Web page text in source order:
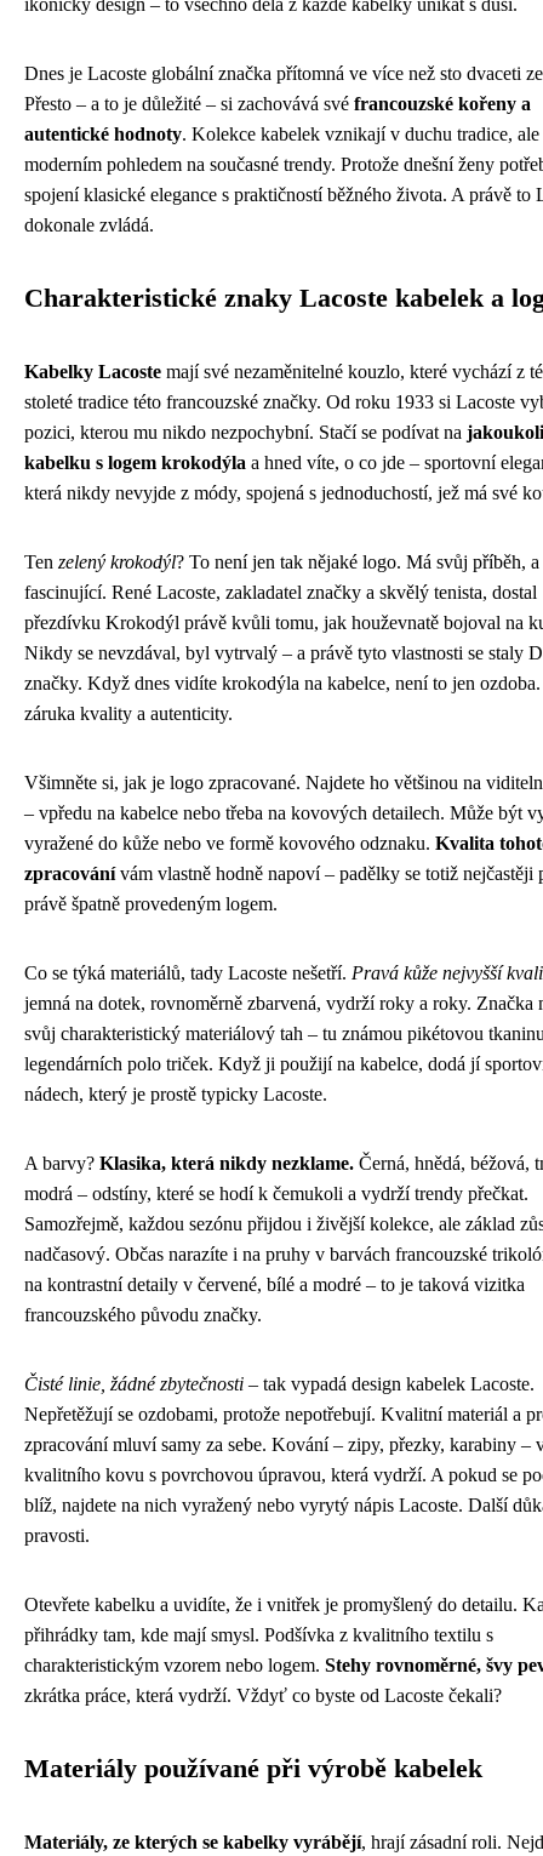
ikonický design – to všechno dělá z každé kabelky unikát s duší.
Dnes je Lacoste globální značka přítomná ve více než sto dvaceti
Přesto – a to je důležité – si zachovává své francouzské kořeny a
autentické hodnoty. Kolekce kabelek vznikají v duchu tradice, ale
moderním pohledem na současné trendy. Protože dnešní ženy
spojení klasické elegance s praktičností běžného života. A právě to
dokonale zvládá.
Charakteristické znaky Lacoste kabelek a
Kabelky Lacoste mají své nezaměnitelné kouzlo, které vychází z
stoleté tradice této francouzské značky. Od roku 1933 si Lacoste
pozici, kterou mu nikdo nezpochybní. Stačí se podívat na jakoukoli
kabelku s logem krokodýla a hned víte, o co jde – sportovní
která nikdy nevyjde z módy, spojená s jednoduchostí, jež má své
Ten zelený krokodýl? To není jen tak nějaké logo. Má svůj příběh, a
fascinující. René Lacoste, zakladatel značky a skvělý tenista, dostal
přezdívku Krokodýl právě kvůli tomu, jak houževnatě bojoval na
Nikdy se nevzdával, byl vytrvalý – a právě tyto vlastnosti se staly
značky. Když dnes vidíte krokodýla na kabelce, není to jen ozdoba.
záruka kvality a autenticity.
Všimněte si, jak je logo zpracované. Najdete ho většinou na
– vpředu na kabelce nebo třeba na kovových detailech. Může být
vyražené do kůže nebo ve formě kovového odznaku. Kvalita
zpracovánívám vlastně hodně napoví – padělky se totiž nejčastěji
právě špatně provedeným logem.
Co se týká materiálů, tady Lacoste nešetří. Pravá kůže nejvyšší
jemná na dotek, rovnoměrně zbarvená, vydrží roky a roky. Značka
svůj charakteristický materiálový tah – tu známou pikétovou
legendárních polo triček. Když ji použijí na kabelce, dodá jí
nádech, který je prostě typicky Lacoste.
A barvy? Klasika, která nikdy nezklame. Černá, hnědá, béžová,
modrá – odstíny, které se hodí k čemukoli a vydrží trendy přečkat.
Samozřejmě, každou sezónu přijdou i živější kolekce, ale základ
nadčasový. Občas narazíte i na pruhy v barvách francouzské
na kontrastní detaily v červené, bílé a modré – to je taková vizitka
francouzského původu značky.
Čisté linie, žádné zbytečnosti – tak vypadá design kabelek Lacoste.
Nepřetěžují se ozdobami, protože nepotřebují. Kvalitní materiál a
zpracování mluví samy za sebe. Kování – zipy, přezky, karabiny –
kvalitního kovu s povrchovou úpravou, která vydrží. A pokud se
blíž, najdete na nich vyražený nebo vyrytý nápis Lacoste. Další
pravosti.
Otevřete kabelku a uvidíte, že i vnitřek je promyšlený do detailu.
přihrádky tam, kde mají smysl. Podšívka z kvalitního textilu s
charakteristickým vzorem nebo logem. Stehy rovnoměrné, švy
zkrátka práce, která vydrží. Vždyť co byste od Lacoste čekali?
Materiály používané při výrobě kabelek
Materiály, ze kterých se kabelky vyrábějí, hrají zásadní roli.